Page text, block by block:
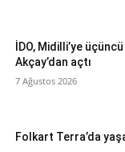
İDO, Midilli’ye
Akçay’dan açtı
7 Ağustos 2026
Folkart Terra’da